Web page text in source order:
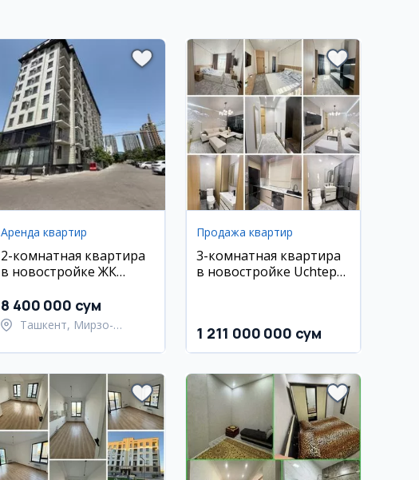
Аренда квартир
2-комнатная квартира
в новостройке ЖК
Улугбекский район
8 400 000 сум
Ташкент, Мирзо-
Продажа квартир
3-комнатная квартира
в новостройке Uchtepa
1 211 000 000 сум